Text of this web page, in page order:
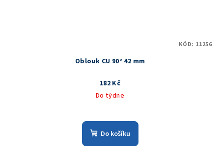
Oblouk CU 90° 42 mm
182 Kč
Do týdne
Do košíku
KÓD: 11256